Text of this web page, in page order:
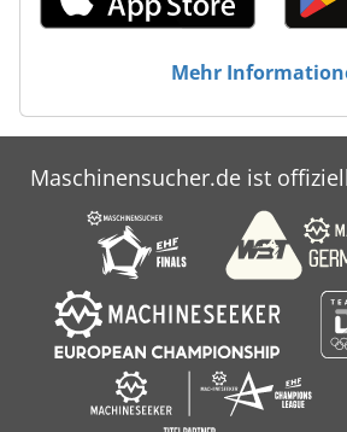
Mehr
Maschinensucher.de ist